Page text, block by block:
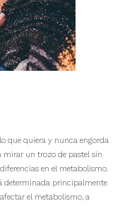
que quiera y nunca engorda
mirar un trozo de pastel sin
en el metabolismo.
determinada principalmente
el metabolismo, a